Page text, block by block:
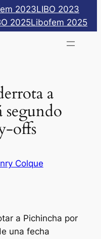
2023LIBO 2023
2025Libofem 2025
a
segundo
offs
Colque
a Pichincha por
una fecha